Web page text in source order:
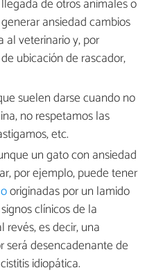
de otros animales o
ansiedad cambios
al veterinario y, por
ubicación de rascador,
suelen darse cuando no
no respetamos las
etc.
un gato con ansiedad
por ejemplo, puede tener
originadas por un lamido
clínicos de la
es decir, una
será desencadenante de
idiopática.